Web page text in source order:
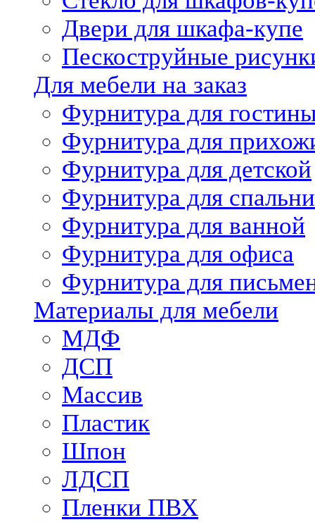
Двери для шкафа-купе
Пескоструйные
Для мебели на заказ
Фурнитура для
Фурнитура для
Фурнитура для детской
Фурнитура для спальни
Фурнитура для ванной
Фурнитура для офиса
Фурнитура для
Материалы для мебели
МДФ
ДСП
Массив
Пластик
Шпон
ЛДСП
Пленки ПВХ